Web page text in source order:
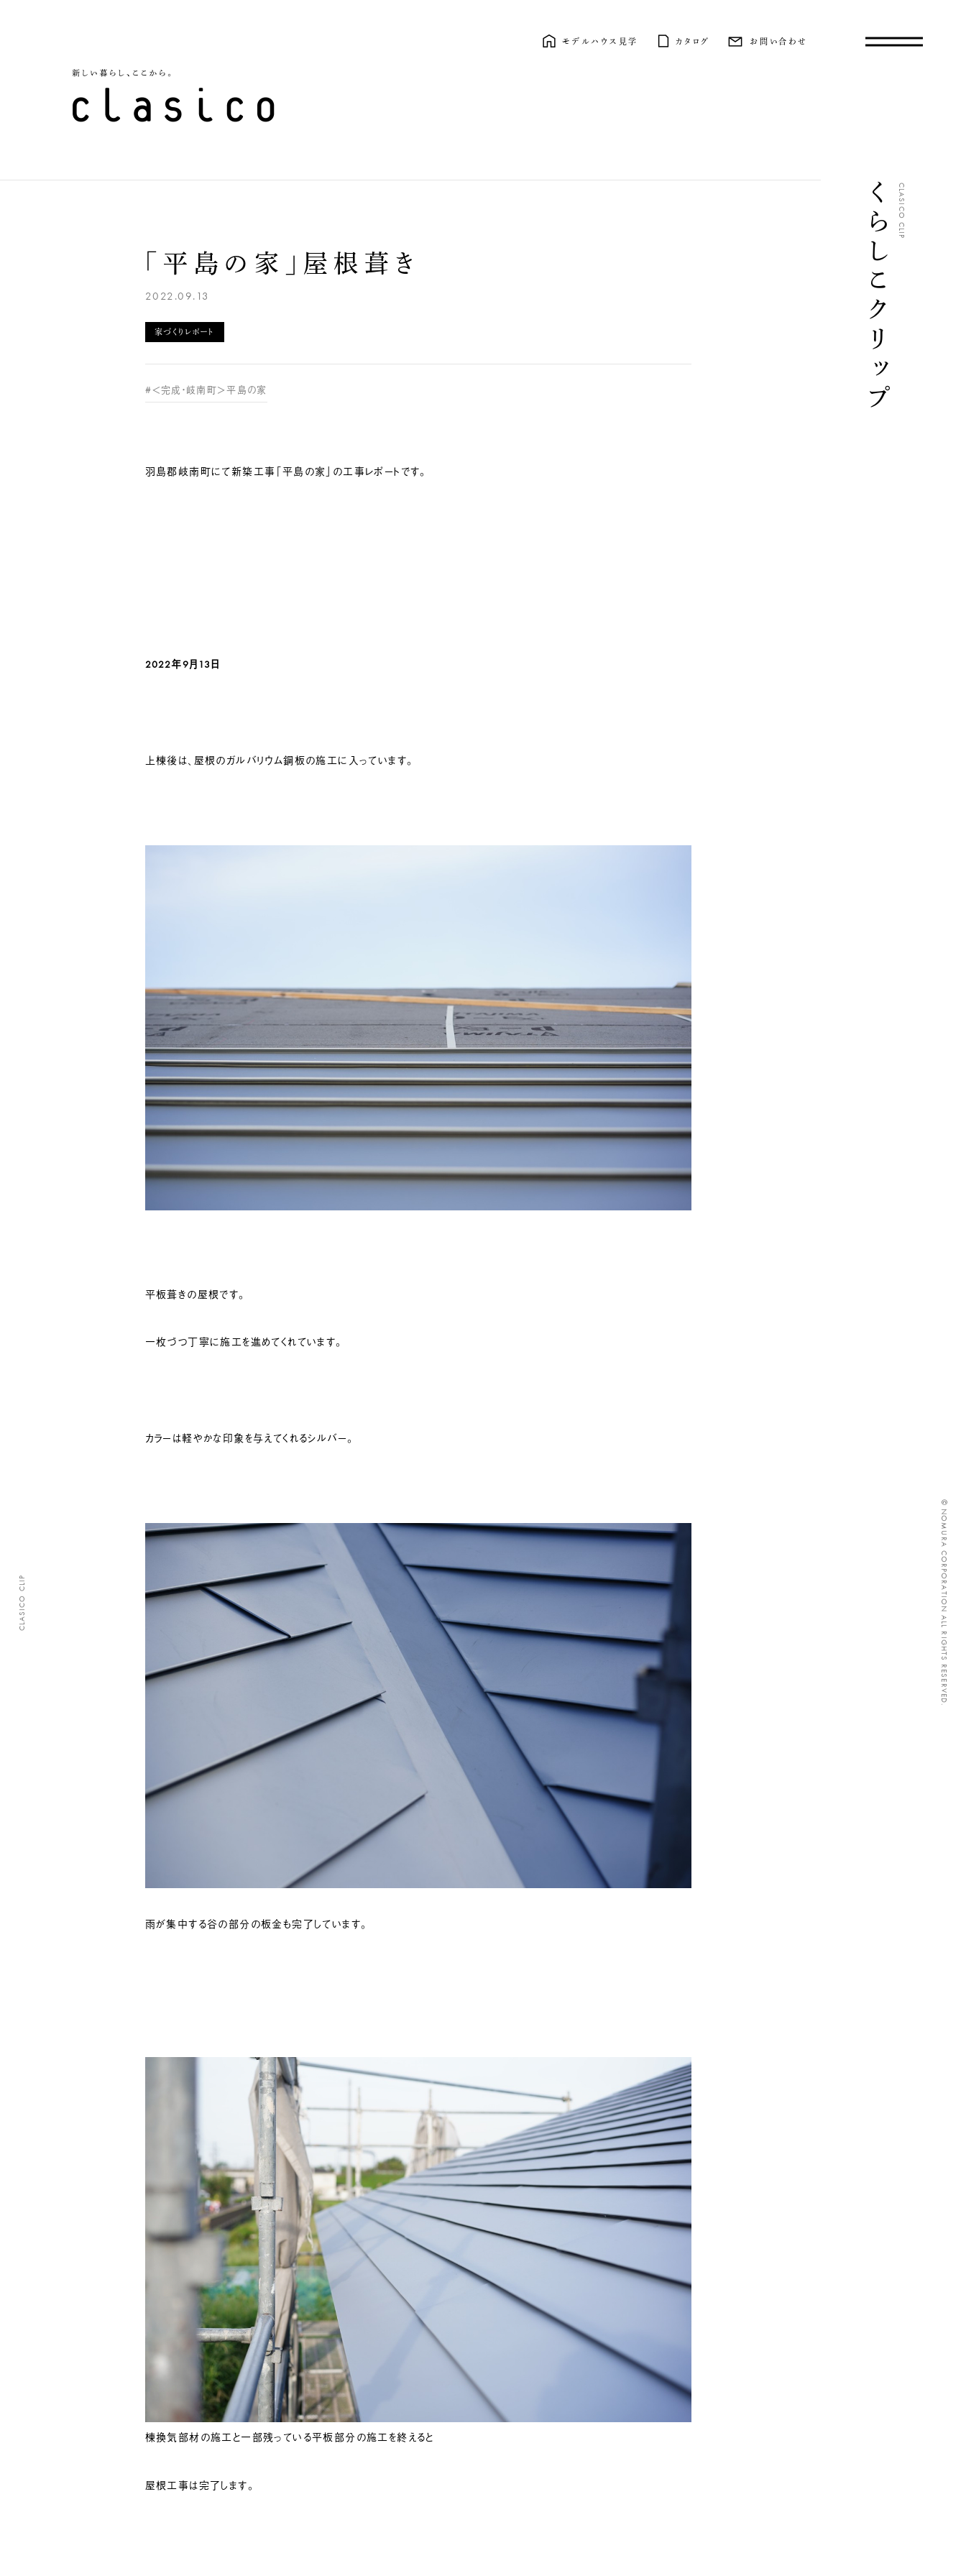
モデルハウス見学 カタログ お問い合わせ
くらしこクリップCLASICO CLIP
「平島の家」屋根葺き
2022.09.13
家づくりレポート
#＜完成・岐南町＞平島の家
羽島郡岐南町にて新築工事「平島の家」の工事レポートです。
2022年9月13日
上棟後は、屋根のガルバリウム鋼板の施工に入っています。
平板葺きの屋根です。
一枚づつ丁寧に施工を進めてくれています。
カラーは軽やかな印象を与えてくれるシルバー。
雨が集中する谷の部分の板金も完了しています。
棟換気部材の施工と一部残っている平板部分の施工を終えると
屋根工事は完了します。
CLASICO CLIP © NOMURA CORPORATION ALL RIGHTS RESERVED.